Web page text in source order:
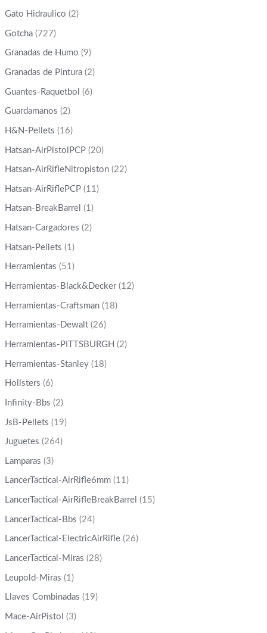
Gato Hidraulico (2)
Gotcha (727)
Granadas de Humo (9)
Granadas de Pintura (2)
Guantes-Raquetbol (6)
Guardamanos (2)
H&N-Pellets (16)
Hatsan-AirPistolPCP (20)
Hatsan-AirRifleNitropiston (22)
Hatsan-AirRiflePCP (11)
Hatsan-BreakBarrel (1)
Hatsan-Cargadores (2)
Hatsan-Pellets (1)
Herramientas (51)
Herramientas-Black&Decker (12)
Herramientas-Craftsman (18)
Herramientas-Dewalt (26)
Herramientas-PITTSBURGH (2)
Herramientas-Stanley (18)
Hollsters (6)
Infinity-Bbs (2)
JsB-Pellets (19)
Juguetes (264)
Lamparas (3)
LancerTactical-AirRifle6mm (11)
LancerTactical-AirRifleBreakBarrel (15)
LancerTactical-Bbs (24)
LancerTactical-ElectricAirRifle (26)
LancerTactical-Miras (28)
Leupold-Miras (1)
Llaves Combinadas (19)
Mace-AirPistol (3)